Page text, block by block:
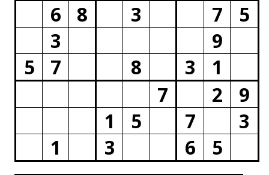
6
8 3 7
5
3
9
5
7 8 3
1
7
2
9
1
5 7
3
1
3 6 5